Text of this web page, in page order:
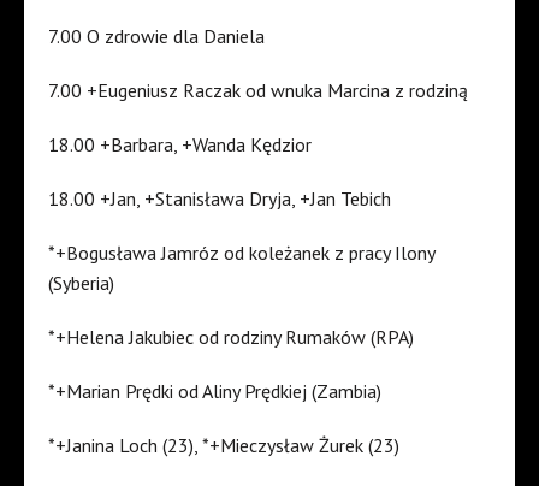
7.00 O zdrowie dla Daniela
7.00 +Eugeniusz Raczak od wnuka Marcina z rodziną
18.00 +Barbara, +Wanda Kędzior
18.00 +Jan, +Stanisława Dryja, +Jan Tebich
*+Bogusława Jamróz od koleżanek z pracy Ilony
(Syberia)
*+Helena Jakubiec od rodziny Rumaków (RPA)
*+Marian Prędki od Aliny Prędkiej (Zambia)
*+Janina Loch (23), *+Mieczysław Żurek (23)